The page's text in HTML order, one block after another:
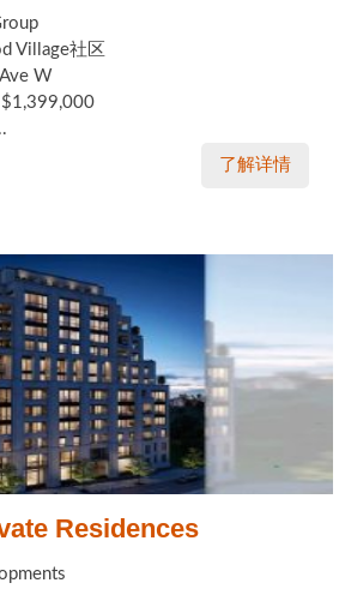
Village社区
W
了解详情
Residences